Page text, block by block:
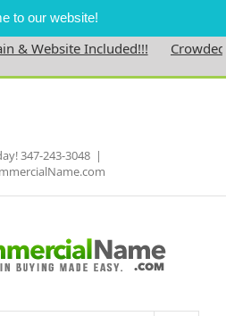
to our website!
Website Included!!!
347-243-3048 |